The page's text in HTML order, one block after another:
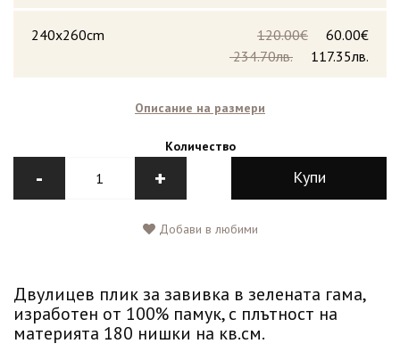
240x260cm 60.00€
120.00€
117.35лв.
234.70лв.
Описание на размери
Количество
- + Купи
Добави в любими
Двулицев плик за завивка в зелената гама,
изработен от 100% памук, с плътност на
материята 180 нишки на кв.см.